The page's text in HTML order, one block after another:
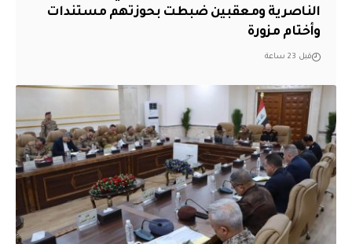
الناصرية ومعقبين ضبطت بحوزتهم مستندات
وأختام مزورة
قبل 23 ساعة